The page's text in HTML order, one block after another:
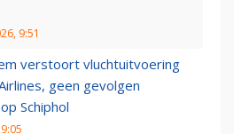
9:51
verstoort vluchtuitvoering
geen gevolgen
Schiphol